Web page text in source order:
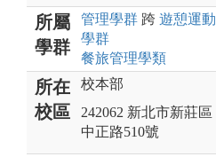
所屬
學群
管理學群 跨 遊憩運動
學群
餐旅管理學類
所在
校區
校本部
242062 新北市新莊區
中正路510號